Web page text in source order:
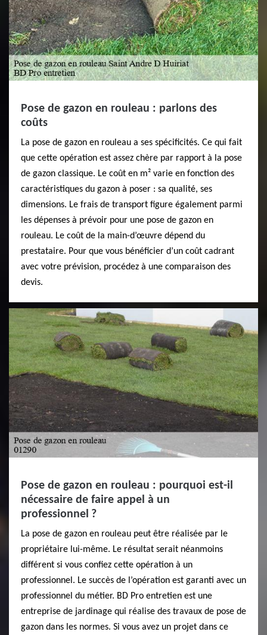
Pose de gazon en rouleau : parlons des
coûts
La pose de gazon en rouleau a ses spécificités. Ce qui fait
que cette opération est assez chère par rapport à la pose
de gazon classique. Le coût en m² varie en fonction des
caractéristiques du gazon à poser : sa qualité, ses
dimensions. Le frais de transport figure également parmi
les dépenses à prévoir pour une pose de gazon en
rouleau. Le coût de la main-d’œuvre dépend du
prestataire. Pour que vous bénéficier d’un coût cadrant
avec votre prévision, procédez à une comparaison des
devis.
Pose de gazon en rouleau : pourquoi est-il
nécessaire de faire appel à un
professionnel ?
La pose de gazon en rouleau peut être réalisée par le
propriétaire lui-même. Le résultat serait néanmoins
différent si vous confiez cette opération à un
professionnel. Le succès de l’opération est garanti avec un
professionnel du métier. BD Pro entretien est une
entreprise de jardinage qui réalise des travaux de pose de
gazon dans les normes. Si vous avez un projet dans ce